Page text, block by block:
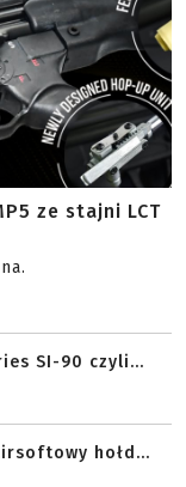
ze stajni LCT
SI-90 czyli...
hołd...